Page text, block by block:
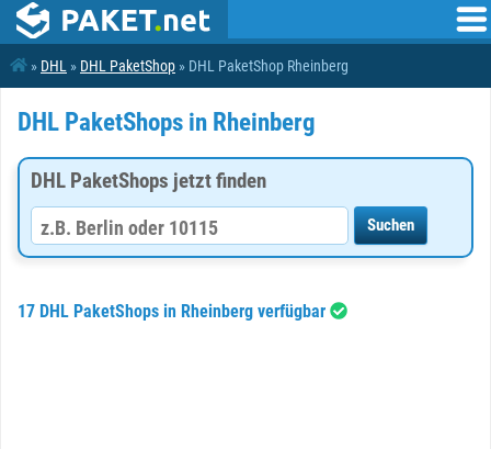
» DHL » DHL PaketShop » DHL PaketShop Rheinberg
DHL PaketShops in Rheinberg
DHL PaketShops jetzt finden
17 DHL PaketShops in Rheinberg verfügbar